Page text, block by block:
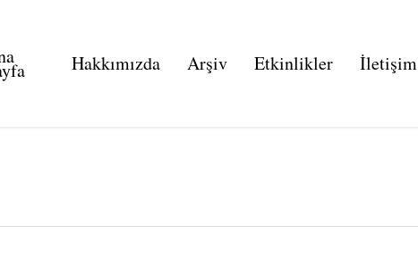
Hakkımızda Arşiv Etkinlikler İletişim